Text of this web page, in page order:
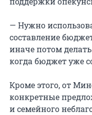
— Нужно
составление
иначе потом
когда бюджет уже
Кроме этого, от
конкретные
и семейного